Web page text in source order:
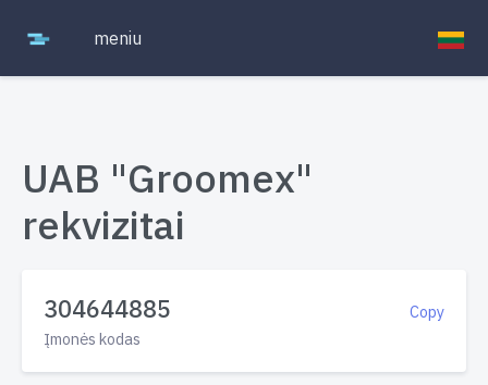
meniu
UAB "Groomex"
rekvizitai
Copy
304644885
Įmonės kodas